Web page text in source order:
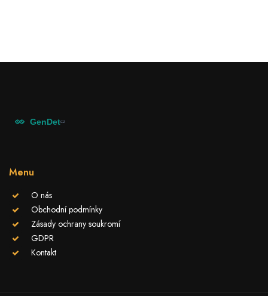
Menu
O nás
Obchodní podmínky
Zásady ochrany soukromí
GDPR
Kontakt